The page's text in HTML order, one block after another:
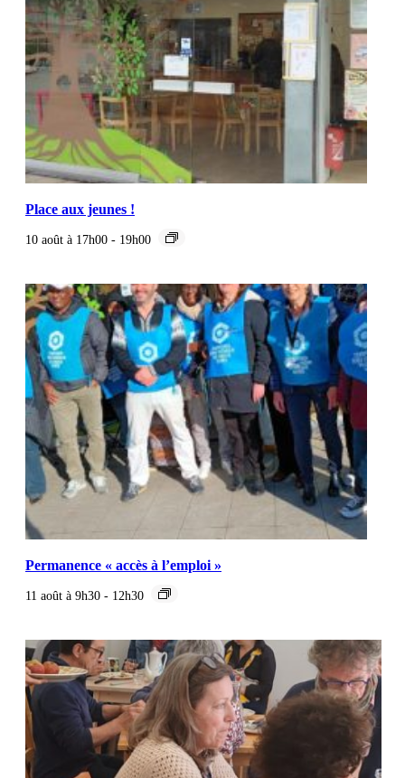
Place aux jeunes !
10 août à 17h00 - 19h00
Permanence « accès à l’emploi »
11 août à 9h30 - 12h30